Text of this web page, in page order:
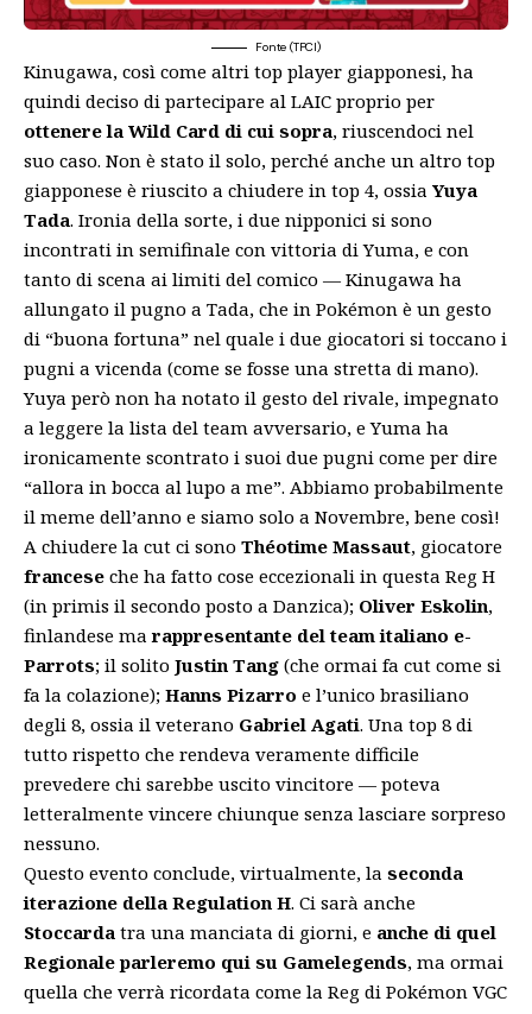
Fonte (TPCI)
Kinugawa, così come altri top player giapponesi, ha
quindi deciso di partecipare al LAIC proprio per
ottenere la Wild Card di cui sopra, riuscendoci nel
suo caso. Non è stato il solo, perché anche un altro top
giapponese è riuscito a chiudere in top 4, ossia Yuya
Tada. Ironia della sorte, i due nipponici si sono
incontrati in semifinale con vittoria di Yuma, e con
tanto di scena ai limiti del comico — Kinugawa ha
allungato il pugno a Tada, che in Pokémon è un gesto
di “buona fortuna” nel quale i due giocatori si toccano i
pugni a vicenda (come se fosse una stretta di mano).
Yuya però non ha notato il gesto del rivale, impegnato
a leggere la lista del team avversario, e Yuma ha
ironicamente scontrato i suoi due pugni come per dire
“allora in bocca al lupo a me”. Abbiamo probabilmente
il meme dell’anno e siamo solo a Novembre, bene così!
A chiudere la cut ci sono Théotime Massaut, giocatore
francese che ha fatto cose eccezionali in questa Reg H
(in primis il secondo posto a Danzica); Oliver Eskolin,
finlandese marappresentante del team italiano e-
Parrots; il solito Justin Tang (che ormai fa cut come si
fa la colazione); Hanns Pizarro e l’unico brasiliano
degli 8, ossia il veterano Gabriel Agati. Una top 8 di
tutto rispetto che rendeva veramente difficile
prevedere chi sarebbe uscito vincitore — poteva
letteralmente vincere chiunque senza lasciare sorpreso
nessuno.
Questo evento conclude, virtualmente, la seconda
iterazione della Regulation H. Ci sarà anche
Stoccarda tra una manciata di giorni, e anche di quel
Regionale parleremo qui su Gamelegends, ma ormai
quella che verrà ricordata come la Reg di Pokémon VGC